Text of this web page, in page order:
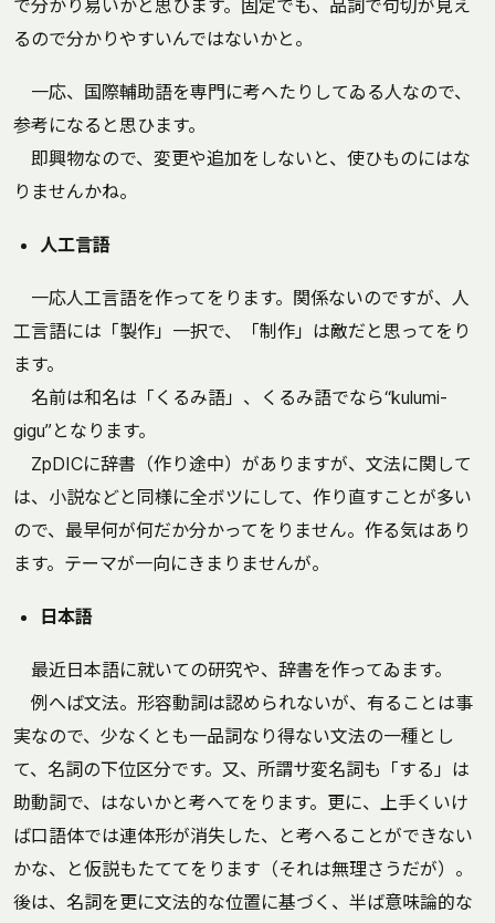
で分かり易いかと思ひます。固定でも、品詞で句切が見え
るので分かりやすいんではないかと。
一応、国際輔助語を専門に考へたりしてゐる人なので、
参考になると思ひます。
即興物なので、変更や追加をしないと、使ひものにはな
りませんかね。
人工言語
一応人工言語を作ってをります。関係ないのですが、人
工言語には「製作」一択で、「制作」は敵だと思ってをり
ます。
名前は和名は「くるみ語」、くるみ語でなら“kulumi-
gigu”となります。
ZpDICに辞書（作り途中）がありますが、文法に関して
は、小説などと同様に全ボツにして、作り直すことが多い
ので、最早何が何だか分かってをりません。作る気はあり
ます。テーマが一向にきまりませんが。
日本語
最近日本語に就いての研究や、辞書を作ってゐます。
例へば文法。形容動詞は認められないが、有ることは事
実なので、少なくとも一品詞なり得ない文法の一種とし
て、名詞の下位区分です。又、所謂サ変名詞も「する」は
助動詞で、はないかと考へてをります。更に、上手くいけ
ば口語体では連体形が消失した、と考へることができない
かな、と仮説もたててをります（それは無理さうだが）。
後は、名詞を更に文法的な位置に基づく、半ば意味論的な